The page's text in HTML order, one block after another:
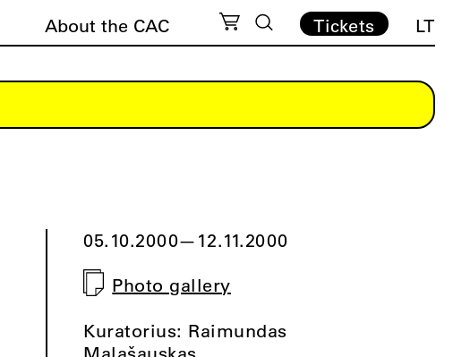
About the CAC Tickets LT
05.10.2000— 12.11.2000
Photo gallery
Kuratorius: Raimundas